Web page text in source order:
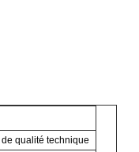
qualité technique